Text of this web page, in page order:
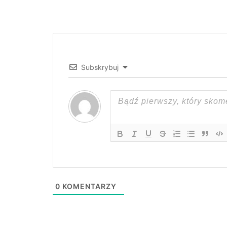
Subskrybuj
0 KOMENTARZY